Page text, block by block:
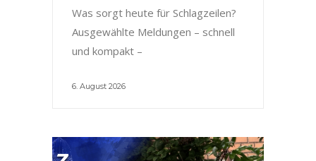
Was sorgt heute für Schlagzeilen?
Ausgewählte Meldungen – schnell
und kompakt –
6. August 2026